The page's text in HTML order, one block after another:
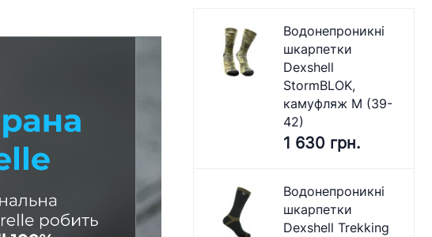
Водонепроникні
шкарпетки
Dexshell
StormBLOK,
камуфляж M (39-
42)
1 630 грн.
Водонепроникні
шкарпетки
Dexshell Trekking